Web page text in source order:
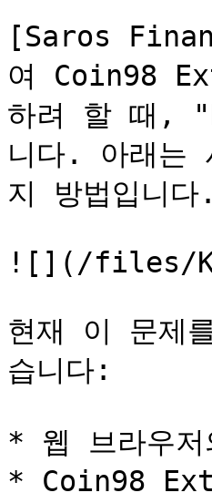
[Saros
여 Coin98
하려 할 때,
니다. 아래는
지 방법입니다.
![](/files/
현재 이 문제
습니다:
* 웹 브라우저
* Coin98